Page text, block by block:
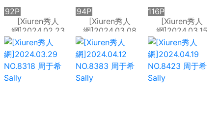
[Xiuren秀人
網]2024.02.23
NO.8136 周于希
Sally
92P
[Xiuren秀人
網]2024.03.08
NO.8204 周于希
Sally
94P
[Xiuren秀人
網]2024.03.15
NO.8242 周于希
Sally
116P